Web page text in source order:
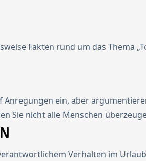
Fakten rund um das Thema
ein, aber
Sie nicht alle Menschen
Verhalten im